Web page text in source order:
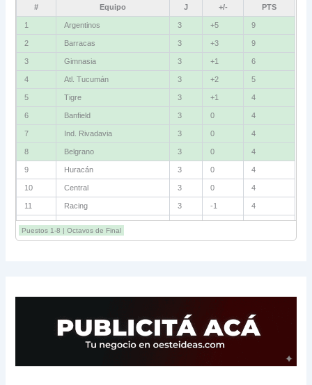
# Equipo J +/- PTS
1 Argentinos 3 +5 9
2 Barracas 3 +3 9
3 Gimnasia 3 +1 6
4 Atl. Tucumán 3 +2 5
5 Tigre 3 +1 4
6 Banfield 3 0 4
7 Ind. Rivadavia 3 0 4
8 Belgrano 3 0 4
9 Huracán 3 0 4
10 Central 3 0 4
11 Racing 3 -1 4
12 Estudiantes RC 3 -2 4
13 Sarmiento 3 -1 3
Puestos 1-8 | Octavos de Final